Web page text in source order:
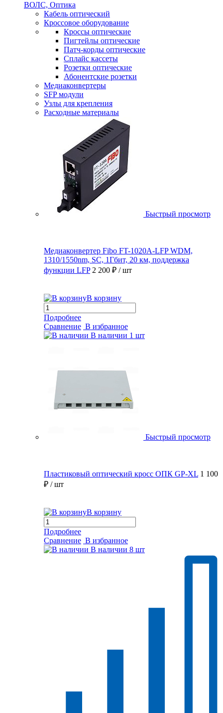
ВОЛС, Оптика
Кабель оптический
Кроссовое оборудование
Кроссы оптические
Пигтейлы оптические
Патч-корды оптические
Сплайс кассеты
Розетки оптические
Абонентские розетки
Медиаконвертеры
SFP модули
Узлы для крепления
Расходные материалы
Быстрый просмотр
Медиаконвертер Fibo FT-1020A-LFP WDM,
1310/1550nm, SC, 1Гбит, 20 км, поддержка
функции LFP 2 200 ₽ / шт
В корзину
Подробнее
Сравнение В избранное
В наличии 1 шт
Быстрый просмотр
Пластиковый оптический кросс ОПК GP-XL 1 100
₽ / шт
В корзину
Подробнее
Сравнение В избранное
В наличии 8 шт